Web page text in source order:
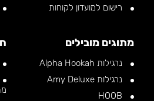
רישום למועדון לקוחות
מתוגים מובילים
נרגילות Alpha Hookah
נרגילות Amy Deluxe